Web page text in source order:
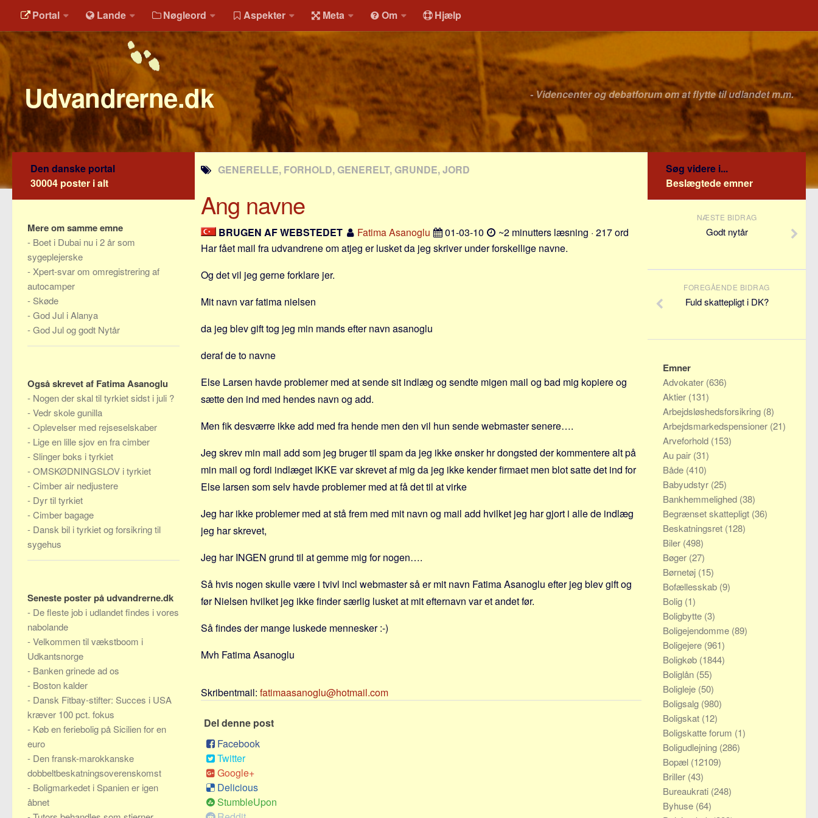
Portal Lande Nøgleord Aspekter Meta Om Hjælp
Udvandrerne.dk - Videncenter og debatforum om at flytte til udlandet m.m.
GENERELLE, FORHOLD, GENERELT, GRUNDE, JORD
Ang navne
BRUGEN AF WEBSTEDET Fatima Asanoglu 01-03-10
~2 minutters læsning · 217 ord
Har fået mail fra udvandrene om atjeg er lusket da jeg skriver under forskellige navne.
Og det vil jeg gerne forklare jer.
Mit navn var fatima nielsen
da jeg blev gift tog jeg min mands efter navn asanoglu
deraf de to navne
Else Larsen havde problemer med at sende sit indlæg og sendte migen mail og bad mig kopiere og
sætte den ind med hendes navn og add.
Men fik desværre ikke add med fra hende men den vil hun sende webmaster senere….
Jeg skrev min mail add som jeg bruger til spam da jeg ikke ønsker hr dongsted der kommentere alt på
min mail og fordi indlæget IKKE var skrevet af mig da jeg ikke kender firmaet men blot satte det ind for
Else larsen som selv havde problemer med at få det til at virke
Jeg har ikke problemer med at stå frem med mit navn og mail add hvilket jeg har gjort i alle de indlæg
jeg har skrevet,
Jeg har INGEN grund til at gemme mig for nogen….
Så hvis nogen skulle være i tvivl incl webmaster så er mit navn Fatima Asanoglu efter jeg blev gift og
før Nielsen hvilket jeg ikke finder særlig lusket at mit efternavn var et andet før.
Så findes der mange luskede mennesker :-)
Mvh Fatima Asanoglu
Skribentmail: fatimaasanoglu@hotmail.com
Del denne post
Facebook
Twitter
Google+
Delicious
StumbleUpon
Den danske portal
30004 poster i alt
Mere om samme emne
- Boet i Dubai nu i 2 år som
sygeplejerske
- Xpert-svar om omregistrering af
autocamper
- Skøde
-God Jul i Alanya
-God Jul og godt Nytår
Også skrevet af Fatima Asanoglu
- Nogen der skal til tyrkiet sidst i juli ?
-Vedr skole gunilla
-Oplevelser med rejseselskaber
- Lige en lille sjov en fra cimber
- Slinger boks i tyrkiet
-OMSKØDNINGSLOV i tyrkiet
-Cimber air nedjustere
- Dyr til tyrkiet
-Cimber bagage
- Dansk bil i tyrkiet og forsikring til
sygehus
Seneste poster på udvandrerne.dk
- De fleste job i udlandet findes i vores
nabolande
-Velkommen til vækstboom i
Udkantsnorge
- Banken grinede ad os
- Boston kalder
- Dansk Fitbay-stifter: Succes i USA
kræver 100 pct. fokus
- Køb en feriebolig på Sicilien for en
euro
- Den fransk-marokkanske
dobbeltbeskatningsoverenskomst
- Boligmarkedet i Spanien er igen
åbnet
Søg videre i...
Beslægtede emner
NÆSTE BIDRAG
Godt nytår
FOREGÅENDE BIDRAG
Fuld skattepligt i DK?
Emner
Advokater (636)
Aktier (131)
Arbejdsløshedsforsikring (8)
Arbejdsmarkedspensioner (21)
Arveforhold (153)
Au pair (31)
Både (410)
Babyudstyr (25)
Bankhemmelighed (38)
Begrænset skattepligt (36)
Beskatningsret (128)
Biler (498)
Bøger (27)
Børnetøj (15)
Bofællesskab (9)
Bolig (1)
Boligbytte (3)
Boligejendomme (89)
Boligejere (961)
Boligkøb (1844)
Boliglån (55)
Boligleje (50)
Boligsalg (980)
Boligskat (12)
Boligskatte forum (1)
Boligudlejning (286)
Bopæl (12109)
Briller (43)
Bureaukrati (248)
Byhuse (64)